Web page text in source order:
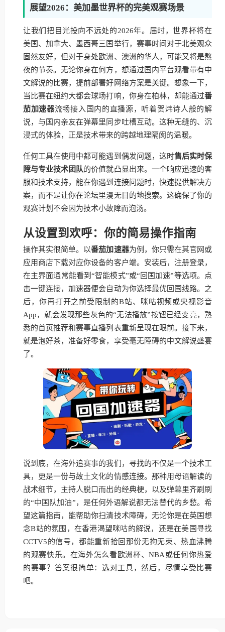
展望2026：美加墨世界杯的完美观赛场景
让我们把目光投向不远处的2026年。届时，世界杯将在
美国、加拿大、墨西哥三国举行，赛事时间对于北美观众
固然友好，但对于身处欧洲、澳洲的华人，可能又将是熬
夜的节奏。无论你身在何方，想通过国内平台观看带有中
文解说的比赛，提前部署好网络方案是关键。想象一下，
当比赛在纽约大都会球场打响，你身在柏林，却能通过番
茄加速器流畅接入国内的直播源，听着贺炜诗人般的解
说，与国内亲友在弹幕里同步吐槽互动。这种无缝的、沉
浸式的体验，正是技术带来的跨越地理隔阂的温暖。
任何工具在使用中都可能遇到偶发问题，这时售后实时保
障与专业技术团队的价值就凸显出来。一个响应迅速的客
服和技术支持，能在你遇到连接问题时，快速提供解决方
案，而不是让你在论坛里漫无目的地搜索。这确保了你的
观赛计划不会因为技术小故障而泡汤。
从设置到欢呼：你的简易操作指南
操作其实很简单。以番茄加速器为例，你只需在其官网或
应用商店下载对应你设备的客户端。安装后，注册登录，
在主界面通常能看到“智能模式”或“回国加速”等选项。点
击一键连接，加速器便会自动为你选择最优回国线路。之
后，你再打开之前受限制的B站、咪咕视频或央视影音
App，就会发现那些灰色的“无法播放”按钮已经变亮，熟
悉的首页推荐和赛事直播列表重新呈现在眼前。接下来，
就是泡好茶，准备好零食，享受毫无障碍的中文解说盛宴
了。
说到底，在海外追赛事的我们，寻找的不仅是一个技术工
具，更是一份与故土文化的情感连接。那种用母语解读的
战术细节，主持人脱口而出的经典梗，以及弹幕里齐刷刷
的“中国队加油”，是任何外语解说都无法替代的乡愁。希
望这篇指南，能帮助你扫清技术障碍，无论你是在英国想
念B站的氛围，在香港渴望咪咕的解说，还是在美国寻找
CCTV5的信号，都能重新拾回那份无拘无束、热血沸腾
的观赛快乐。在海外怎么看欧洲杯、NBA或任何你热爱
的赛事？答案很简单：选对工具，然后，尽情享受比赛
吧。